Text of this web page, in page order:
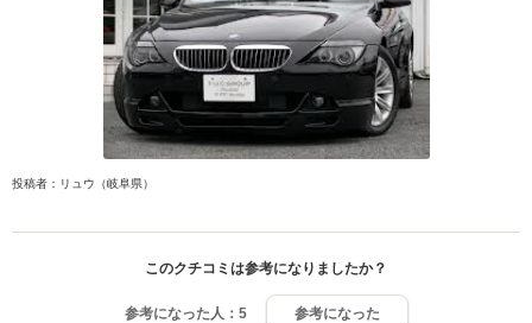
投稿者：リュウ（岐阜県）
このクチコミは参考になりましたか？
参考になった人： 5 参考になった